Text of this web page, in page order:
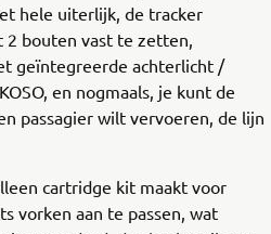
hele uiterlijk, de tracker
2 bouten vast te zetten,
geïntegreerde achterlicht /
en nogmaals, je kunt de
passagier wilt vervoeren, de lijn
cartridge kit maakt voor
vorken aan te passen, wat